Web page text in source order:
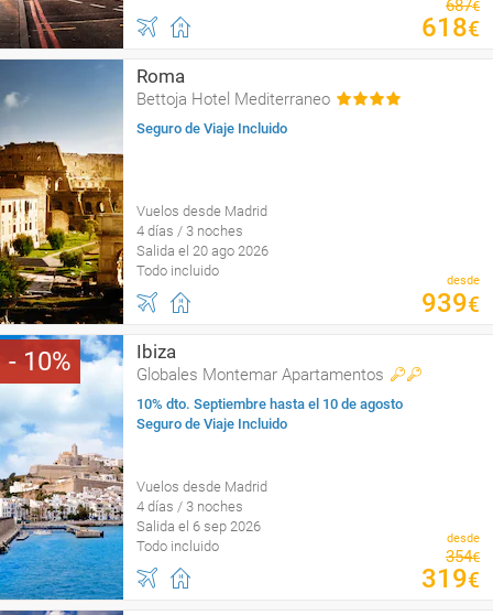
687€
618€
Roma
Bettoja Hotel Mediterraneo
Seguro de Viaje Incluido
Vuelos desde Madrid
4 días / 3 noches
Salida el 20 ago 2026
Todo incluido
desde
939€
10 Ibiza
Globales Montemar Apartamentos
10% dto. Septiembre hasta el 10 de agosto
Seguro de Viaje Incluido
Vuelos desde Madrid
4 días / 3 noches
Salida el 6 sep 2026
Todo incluido
desde
354€
319€